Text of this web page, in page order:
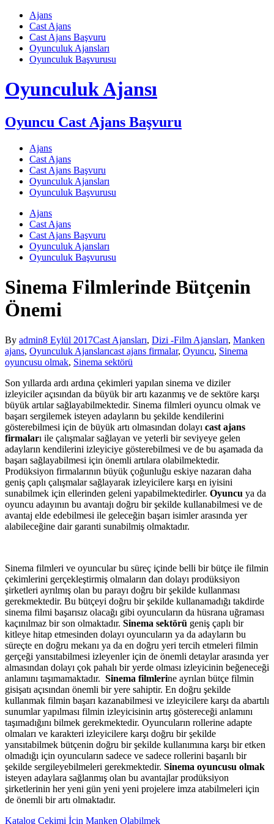
Skip
content
Ajans
Cast Ajans
Cast Ajans Başvuru
Oyunculuk Ajansları
Oyunculuk Başvurusu
Oyunculuk Ajansı
Oyuncu Cast Ajans Başvuru
Ajans
Cast Ajans
Cast Ajans Başvuru
Oyunculuk Ajansları
Oyunculuk Başvurusu
Ajans
Cast Ajans
Cast Ajans Başvuru
Oyunculuk Ajansları
Oyunculuk Başvurusu
Sinema Filmlerinde Bütçenin
Önemi
By admin8 Eylül 2017Cast Ajansları, Dizi -Film Ajansları, Manken
ajans, Oyunculuk Ajanslarıcast ajans firmalar, Oyuncu, Sinema
oyuncusu olmak, Sinema sektörü
Son yıllarda ardı ardına çekimleri yapılan sinema ve diziler
izleyiciler açısından da büyük bir artı kazanmış ve de sektöre karşı
büyük artılar sağlayabilmektedir. Sinema filmleri oyuncu olmak ve
başarı sergilemek isteyen adayların bu şekilde kendilerini
gösterebilmesi için de büyük artı olmasından dolayı cast ajans
firmaları ile çalışmalar sağlayan ve yeterli bir seviyeye gelen
adayların kendilerini izleyiciye gösterebilmesi ve de bu aşamada da
başarı sağlayabilmesi için önemli artılara olabilmektedir.
Prodüksiyon firmalarının büyük çoğunluğu eskiye nazaran daha
geniş çaplı çalışmalar sağlayarak izleyicilere karşı en iyisini
sunabilmek için ellerinden geleni yapabilmektedirler. Oyuncu ya da
oyuncu adayının bu avantajı doğru bir şekilde kullanabilmesi ve de
avantaj elde edebilmesi ile geleceğin başarı isimler arasında yer
alabileceğine dair garanti sunabilmiş olmaktadır.
Sinema filmleri ve oyuncular bu süreç içinde belli bir bütçe ile filmin
çekimlerini gerçekleştirmiş olmaların dan dolayı prodüksiyon
şirketleri ayrılmış olan bu parayı doğru bir şekilde kullanması
gerekmektedir. Bu bütçeyi doğru bir şekilde kullanamadığı takdirde
sinema filmi başarısız olacağı gibi oyuncuların da hüsrana uğraması
kaçınılmaz bir son olmaktadır. Sinema sektörü geniş çaplı bir
kitleye hitap etmesinden dolayı oyuncuların ya da adayların bu
süreçte en doğru mekanı ya da en doğru yeri tercih etmeleri filmin
gerçeği yansıtabilmesi izleyenler için de önemli detaylar arasında yer
almasından dolayı çok pahalı bir yerde olması izleyicinin beğeneceği
anlamını taşımamaktadır. Sinema filmlerine ayrılan bütçe filmin
gisişatı açısından önemli bir yere sahiptir. En doğru şekilde
kullanmak filmin başarı kazanabilmesi ve izleyicilere karşı da abartılı
sunumlar yapılması filmin izleyicisinin artış göstereceği anlamını
taşımadığını bilmek gerekmektedir. Oyuncuların rollerine adapte
olmaları ve karakteri izleyicilere karşı doğru bir şekilde
yansıtabilmek bütçenin doğru bir şekilde kullanımına karşı bir etken
olmadığı için oyuncuların sadece ve sadece rollerini başarılı bir
şekilde sergileyebilmeleri gerekmektedir. Sinema oyuncusu olmak
isteyen adaylara sağlanmış olan bu avantajlar prodüksiyon
şirketlerinin her yeni gün yeni yeni projelere imza atabilmeleri için
de önemli bir artı olmaktadır.
Katalog Çekimi İçin Manken Olabilmek